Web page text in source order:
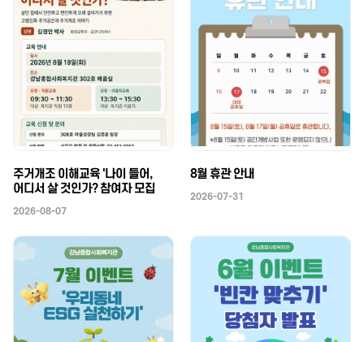
주거개조 이해교육 '나이 들어,
어디서 살 것인가? 참여자 모집
2026-08-07
8월 휴관 안내
2026-07-31